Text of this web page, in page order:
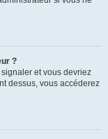
?
et vous devriez
dessus, vous accéderez